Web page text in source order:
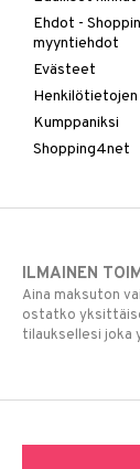
Ehdot -
myyntiehdot
Evästeet
Henkilötietojen
Kumppaniksi
Shopping4net
ILMAINEN
Aina maksuton
ostatko
tilauksellesi joka